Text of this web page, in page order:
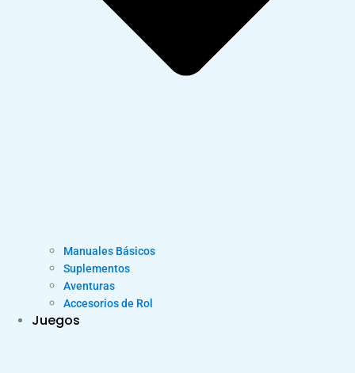
Manuales Básicos
Suplementos
Aventuras
Accesorios de Rol
Juegos